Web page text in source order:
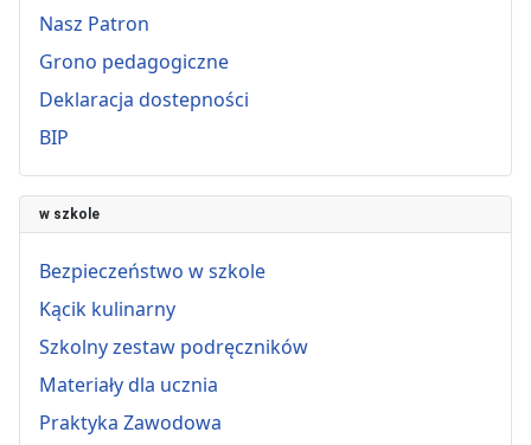
Nasz Patron
Grono pedagogiczne
Deklaracja dostepności
BIP
w szkole
Bezpieczeństwo w szkole
Kącik kulinarny
Szkolny zestaw podręczników
Materiały dla ucznia
Praktyka Zawodowa